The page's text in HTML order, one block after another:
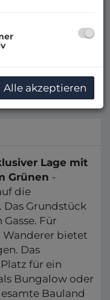
Lage mit
Grünen -
die
Das Grundstück
Für
Wanderer bietet
Das
für ein
Bungalow oder
Bauland
Alle akzeptieren